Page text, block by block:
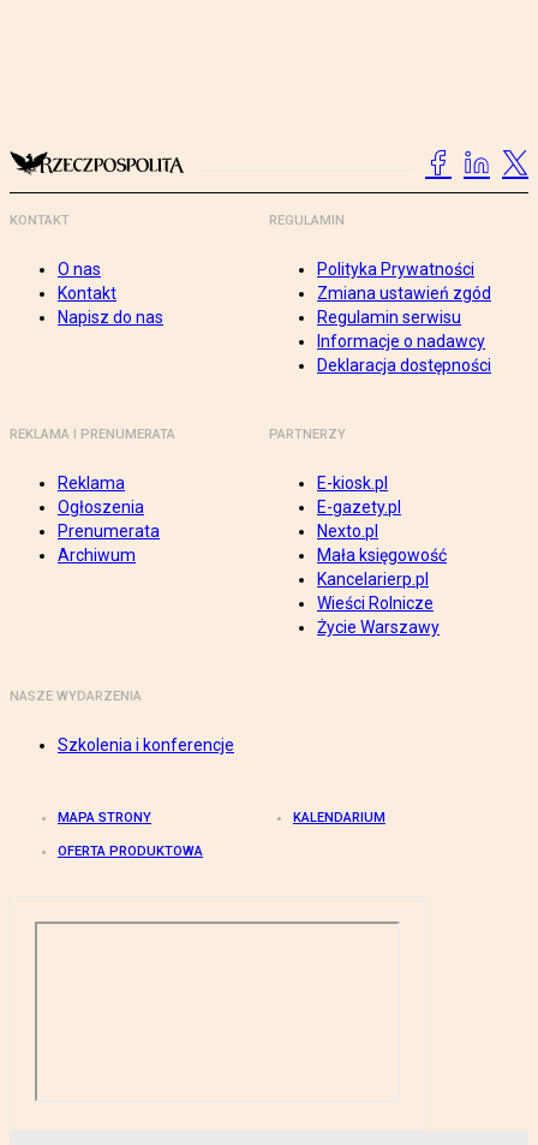
KONTAKT
O nas
Kontakt
Napisz do nas
REGULAMIN
Polityka Prywatności
Zmiana ustawień zgód
Regulamin serwisu
Informacje o nadawcy
Deklaracja dostępności
REKLAMA I PRENUMERATA
Reklama
Ogłoszenia
Prenumerata
Archiwum
PARTNERZY
E-kiosk.pl
E-gazety.pl
Nexto.pl
Mała księgowość
Kancelarierp.pl
Wieści Rolnicze
Życie Warszawy
NASZE WYDARZENIA
Szkolenia i konferencje
MAPA STRONY KALENDARIUM
OFERTA PRODUKTOWA